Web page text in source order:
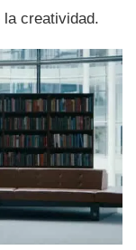
creatividad.